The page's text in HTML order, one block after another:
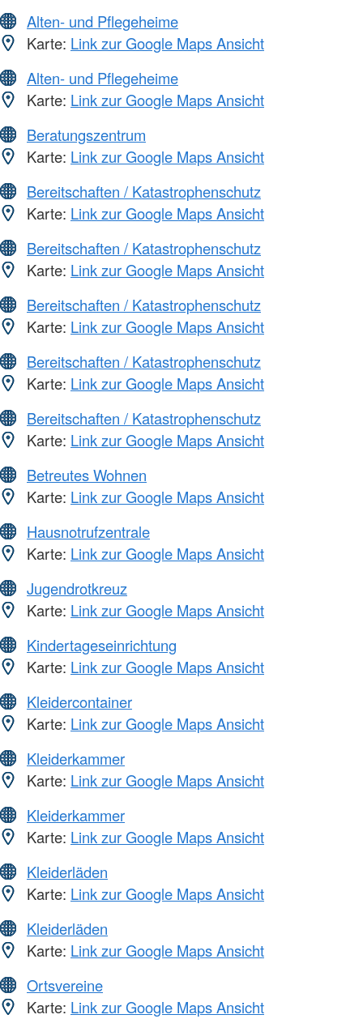
Alten- und Pflegeheime
Karte: Link zur Google Maps Ansicht
Alten- und Pflegeheime
Karte: Link zur Google Maps Ansicht
Beratungszentrum
Karte: Link zur Google Maps Ansicht
Bereitschaften / Katastrophenschutz
Karte: Link zur Google Maps Ansicht
Bereitschaften / Katastrophenschutz
Karte: Link zur Google Maps Ansicht
Bereitschaften / Katastrophenschutz
Karte: Link zur Google Maps Ansicht
Bereitschaften / Katastrophenschutz
Karte: Link zur Google Maps Ansicht
Bereitschaften / Katastrophenschutz
Karte: Link zur Google Maps Ansicht
Betreutes Wohnen
Karte: Link zur Google Maps Ansicht
Hausnotrufzentrale
Karte: Link zur Google Maps Ansicht
Jugendrotkreuz
Karte: Link zur Google Maps Ansicht
Kindertageseinrichtung
Karte: Link zur Google Maps Ansicht
Kleidercontainer
Karte: Link zur Google Maps Ansicht
Kleiderkammer
Karte: Link zur Google Maps Ansicht
Kleiderkammer
Karte: Link zur Google Maps Ansicht
Kleiderläden
Karte: Link zur Google Maps Ansicht
Kleiderläden
Karte: Link zur Google Maps Ansicht
Ortsvereine
Karte: Link zur Google Maps Ansicht